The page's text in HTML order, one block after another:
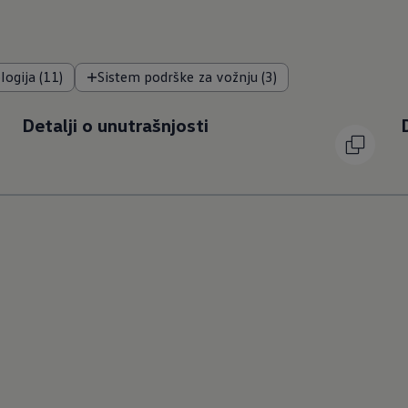
(11) Sistem podrške za vožnju (3)
Detalji o unutrašnjosti